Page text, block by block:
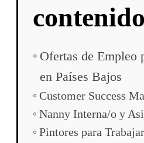
Ofertas de Empleo
en Países Bajos
Customer Success
Nanny Interna/o y
Pintores para